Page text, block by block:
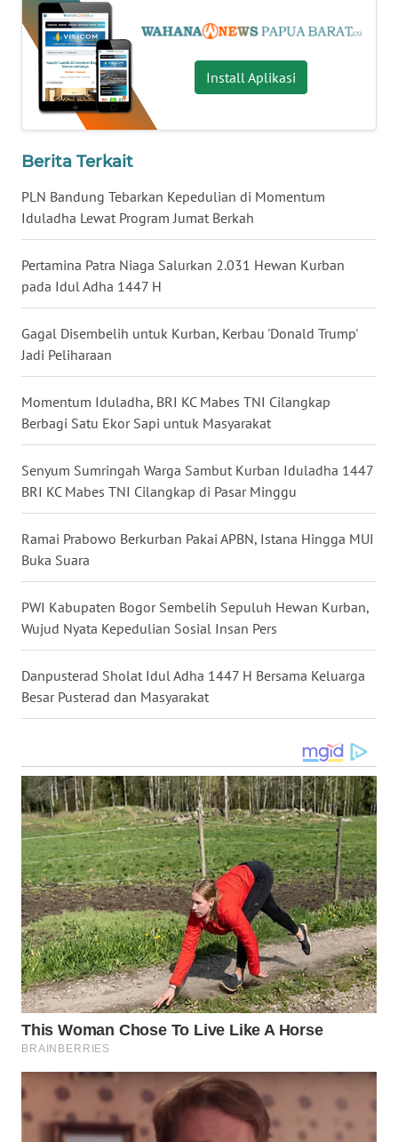
Install Aplikasi
Berita Terkait
PLN Bandung Tebarkan Kepedulian di Momentum
Iduladha Lewat Program Jumat Berkah
Pertamina Patra Niaga Salurkan 2.031 Hewan Kurban
pada Idul Adha 1447 H
Gagal Disembelih untuk Kurban, Kerbau 'Donald Trump'
Jadi Peliharaan
Momentum Iduladha, BRI KC Mabes TNI Cilangkap
Berbagi Satu Ekor Sapi untuk Masyarakat
Senyum Sumringah Warga Sambut Kurban Iduladha 1447
BRI KC Mabes TNI Cilangkap di Pasar Minggu
Ramai Prabowo Berkurban Pakai APBN, Istana Hingga MUI
Buka Suara
PWI Kabupaten Bogor Sembelih Sepuluh Hewan Kurban,
Wujud Nyata Kepedulian Sosial Insan Pers
Danpusterad Sholat Idul Adha 1447 H Bersama Keluarga
Besar Pusterad dan Masyarakat
WN
KALTARA
WN
KALSEL
WN
WN
WN
SULUT
WN
MALUKU
WN
MALUT
WN
DAIRI
WN
WN
LANGKAT
WN
TAPANULI
SELATAN
WN
TANJUNG
LESUNG
WN
KARO
WN
SIMALUNGUN